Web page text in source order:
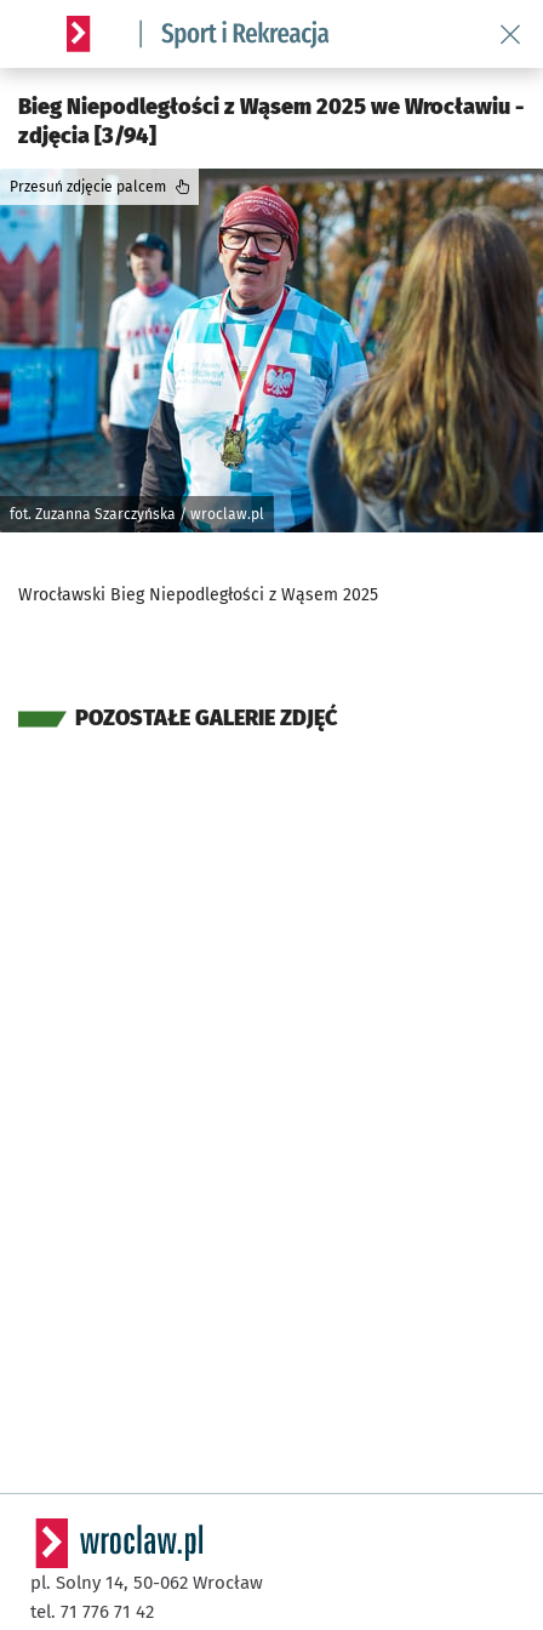
Serwis informacyjny wroclaw.pl podserwis: Sport i rekreacja
Bieg Niepodległości z Wąsem 2025 we Wrocławiu -
zdjęcia [3/94]
fot. Zuzanna Szarczyńska / wroclaw.pl
Przesuń zdjęcie palcem
Wrocławski Bieg Niepodległości z Wąsem 2025
POZOSTAŁE GALERIE ZDJĘĆ
pl. Solny 14, 50-062 Wrocław
tel. 71 776 71 42